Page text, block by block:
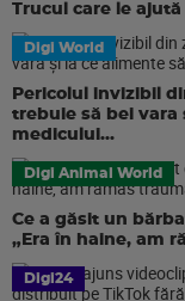
Trucul care le
Digi World
Pericolul invizibil
trebuie să bei vara
medicului...
Digi Animal World
Ce a găsit un
„Era în haine, am
Digi24